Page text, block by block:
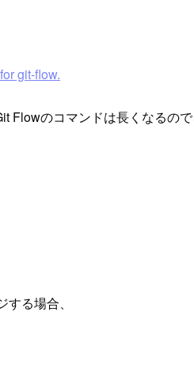
git-flow.
のコマンドは長くなるので
る場合、